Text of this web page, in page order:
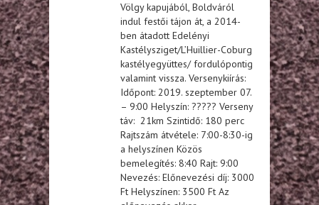
Völgy kapujából, Boldváról
indul festői tájon át, a 2014-
ben átadott Edelényi
Kastélysziget/L’Huillier-Coburg
kastélyegyüttes/ fordulópontig
valamint vissza. Versenykiírás:
Időpont: 2019. szeptember 07.
– 9:00 Helyszín: ????? Verseny
táv: 21km Szintidő: 180 perc
Rajtszám átvétele: 7:00-8:30-ig
a helyszínen Közös
bemelegítés: 8:40 Rajt: 9:00
Nevezés: Előnevezési díj: 3000
Ft Helyszínen: 3500 Ft Az